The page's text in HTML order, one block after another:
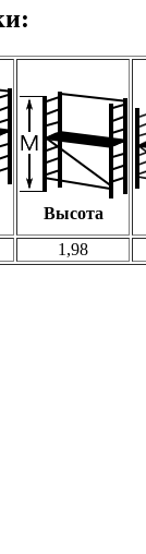
Высота
1,98